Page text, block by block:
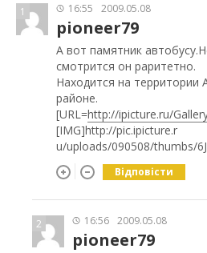
1 16:55 2009.05.08
pioneer79
А вот памятник
смотрится он раритетно.
Находится на территории
районе.
[URL=http://ipicture.ru/
[IMG]http://pic.ipicture.r
u/uploads/090508/thumbs/
Відповісти
2 16:56 2009.05.08
pioneer79